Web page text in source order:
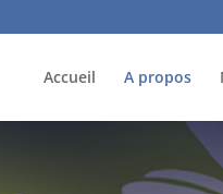
Accueil A propos